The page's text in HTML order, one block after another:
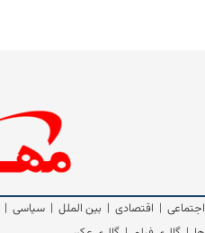
اجتماعی | اقتصادی | بین الملل | سیاسی |